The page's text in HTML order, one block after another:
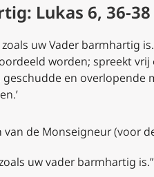
Lukas 6, 36-38
zoals uw Vader barmhartig
worden; spreekt
en overlopende
van de Monseigneur (voor
uw vader barmhartig is.”